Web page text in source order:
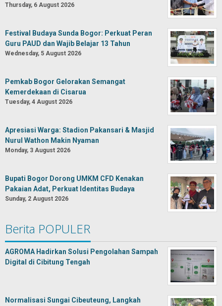
Thursday, 6 August 2026
Festival Budaya Sunda Bogor: Perkuat Peran
Guru PAUD dan Wajib Belajar 13 Tahun
Wednesday, 5 August 2026
Pemkab Bogor Gelorakan Semangat
Kemerdekaan di Cisarua
Tuesday, 4 August 2026
Apresiasi Warga: Stadion Pakansari & Masjid
Nurul Wathon Makin Nyaman
Monday, 3 August 2026
Bupati Bogor Dorong UMKM CFD Kenakan
Pakaian Adat, Perkuat Identitas Budaya
Sunday, 2 August 2026
Berita POPULER
AGROMA Hadirkan Solusi Pengolahan Sampah
Digital di Cibitung Tengah
Normalisasi Sungai Cibeuteung, Langkah